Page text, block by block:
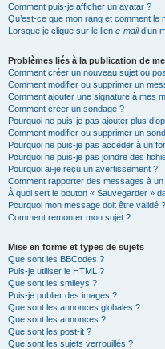
Comment puis-je afficher un avatar ?
Qu’est-ce que mon rang et comment le
Lorsque je clique sur le lien e-maild’un
Problèmes liés à la publication de
Comment créer un nouveau sujet ou
Comment modifier ou supprimer un
Comment ajouter une signature à mes
Comment créer un sondage ?
Pourquoi ne puis-je pas ajouter plus
Comment modifier ou supprimer un
Pourquoi ne puis-je pas accéder à un
Pourquoi ne puis-je pas joindre des
Pourquoi ai-je reçu un avertissement ?
Comment rapporter des messages à
À quoi sert le bouton « Sauvegarder »
Pourquoi mon message doit être validé ?
Comment remonter mon sujet ?
Mise en forme et types de sujets
Que sont les BBCodes ?
Puis-je utiliser le HTML ?
Que sont les smileys ?
Puis-je publier des images ?
Que sont les annonces globales ?
Que sont les annonces ?
Que sont les post-it ?
Que sont les sujets verrouillés ?